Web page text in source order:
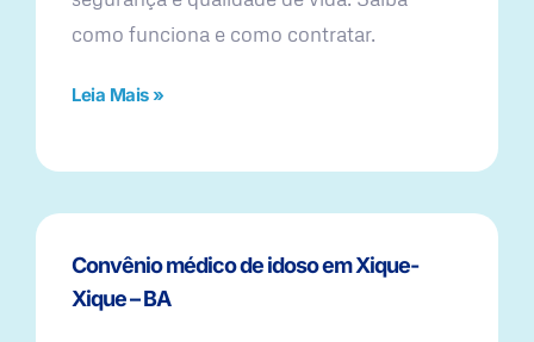
como funciona e como contratar.
Leia Mais »
Convênio médico de idoso em Xique-
Xique – BA